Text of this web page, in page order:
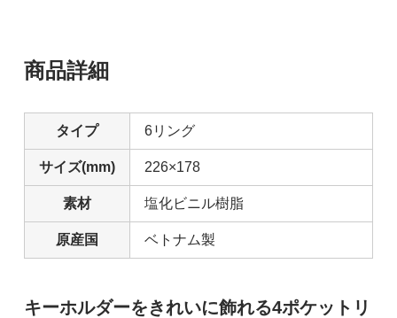
商品詳細
タイプ 6リング
サイズ(mm) 226×178
素材 塩化ビニル樹脂
原産国 ベトナム製
キーホルダーをきれいに飾れる4ポケットリ